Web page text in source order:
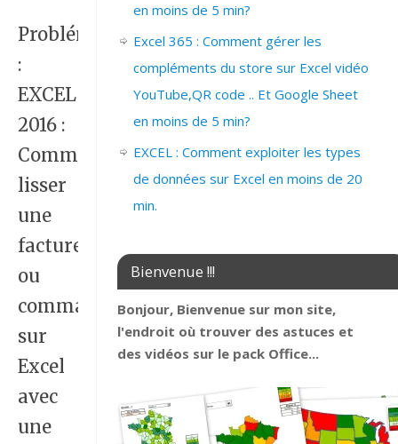
Problématique
:
EXCEL
2016 :
Comment
lisser
une
facture
ou
commande
sur
Excel
avec
une
en moins de 5 min?
Excel 365 : Comment gérer les
compléments du store sur Excel vidéo
YouTube,QR code .. Et Google Sheet
en moins de 5 min?
EXCEL : Comment exploiter les types
de données sur Excel en moins de 20
min.
Bienvenue !!!
Bonjour, Bienvenue sur mon site,
l'endroit où trouver des astuces et
des vidéos sur le pack Office...